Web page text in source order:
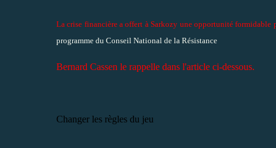
La crise financière a offert à Sarkozy une opportunité formidable
programme du Conseil National de la Résistance
Bernard Cassen le rappelle dans l'article ci-dessous.
Changer les règles du jeu